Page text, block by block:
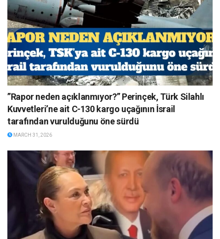
”Rapor neden açıklanmıyor?” Perinçek, Türk Silahlı
Kuvvetleri’ne ait C-130 kargo uçağının İsrail
tarafından vurulduğunu öne sürdü
MARCH 31, 2026